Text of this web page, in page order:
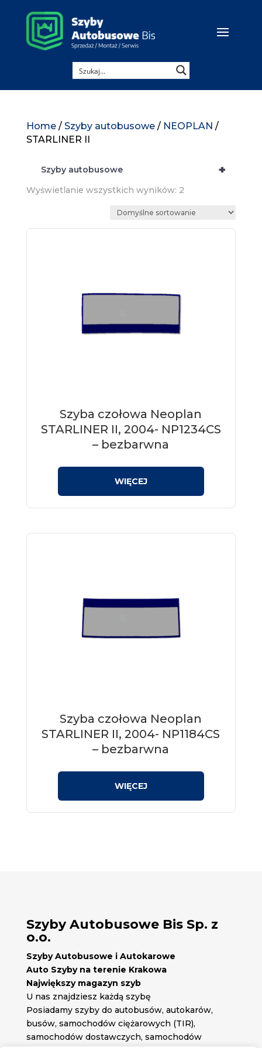
Home/ Szyby autobusowe/ NEOPLAN /
STARLINER II
+
Szyby autobusowe
Wyświetlanie wszystkich wyników: 2
Szyba czołowa Neoplan
STARLINER II, 2004- NP1234CS
– bezbarwna
Szyba czołowa Neoplan
STARLINER II, 2004- NP1184CS
– bezbarwna
Szyby Autobusowe Bis Sp. z
o.o.
Szyby Autobusowe i Autokarowe
Auto Szyby na terenie Krakowa
Największy magazyn szyb
U nas znajdziesz każdą szybę
Posiadamy szyby do autobusów, autokarów,
busów, samochodów ciężarowych (TIR),
samochodów dostawczych, samochodów